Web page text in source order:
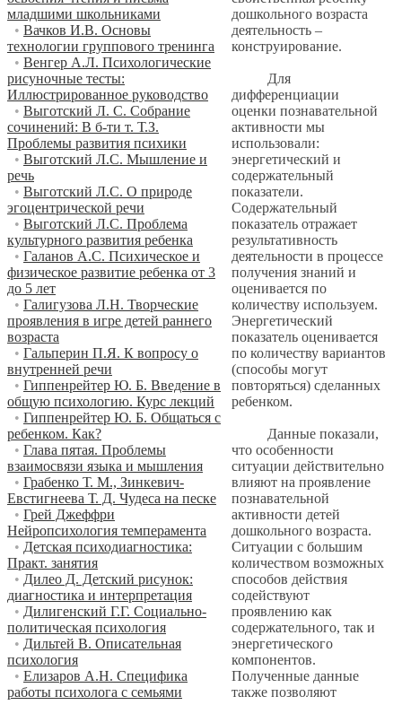
младшими школьниками
• Вачков И.В. Основы
технологии группового тренинга
• Венгер А.Л. Психологические
рисуночные тесты:
Иллюстрированное руководство
• Выготский Л. С. Собрание
сочинений: В б-ти т. Т.З.
Проблемы развития психики
• Выготский Л.С. Мышление и
речь
• Выготский Л.С. О природе
эгоцентрической речи
• Выготский Л.С. Проблема
культурного развития ребенка
• Галанов А.С. Психическое и
физическое развитие ребенка от 3
до 5 лет
• Галигузова Л.Н. Творческие
проявления в игре детей раннего
возраста
• Гальперин П.Я. К вопросу о
внутренней речи
• Гиппенрейтер Ю. Б. Введение в
общую психологию. Курс лекций
• Гиппенрейтер Ю. Б. Общаться с
ребенком. Как?
• Глава пятая. Проблемы
взаимосвязи языка и мышления
• Грабенко Т. М., Зинкевич-
Евстигнеева Т. Д. Чудеса на песке
• Грей Джеффри
Нейропсихология темперамента
• Детская психодиагностика:
Практ. занятия
• Дилео Д. Детский рисунок:
диагностика и интерпретация
• Дилигенский Г.Г. Социально-
политическая психология
• Дильтей В. Описательная
психология
• Елизаров А.Н. Специфика
работы психолога с семьями
дошкольного возраста
деятельность –
конструирование.
Для
дифференциации
оценки познавательной
активности мы
использовали:
энергетический и
содержательный
показатели.
Содержательный
показатель отражает
результативность
деятельности в процессе
получения знаний и
оценивается по
количеству используем.
Энергетический
показатель оценивается
по количеству вариантов
(способы могут
повторяться) сделанных
ребенком.
Данные показали,
что особенности
ситуации действительно
влияют на проявление
познавательной
активности детей
дошкольного возраста.
Ситуации с большим
количеством возможных
способов действия
содействуют
проявлению как
содержательного, так и
энергетического
компонентов.
Полученные данные
также позволяют